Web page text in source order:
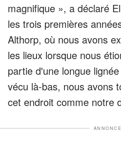
magnifique », a déclaré
les trois premières
Althorp, où nous avons
les lieux lorsque nous
partie d'une longue
vécu là-bas, nous avons
cet endroit comme notre